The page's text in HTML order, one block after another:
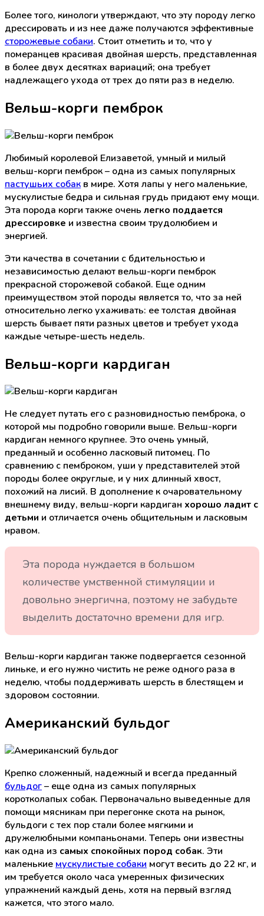
Более того, кинологи утверждают, что эту породу легко
дрессировать и из нее даже получаются эффективные
сторожевые собаки. Стоит отметить и то, что у
померанцев красивая двойная шерсть, представленная
в более двух десятках вариаций; она требует
надлежащего ухода от трех до пяти раз в неделю.
Вельш-корги пемброк
Любимый королевой Елизаветой, умный и милый
вельш-корги пемброк – одна из самых популярных
пастушьих собак в мире. Хотя лапы у него маленькие,
мускулистые бедра и сильная грудь придают ему мощи.
Эта порода корги также очень легко поддается
дрессировке и известна своим трудолюбием и
энергией.
Эти качества в сочетании с бдительностью и
независимостью делают вельш-корги пемброк
прекрасной сторожевой собакой. Еще одним
преимуществом этой породы является то, что за ней
относительно легко ухаживать: ее толстая двойная
шерсть бывает пяти разных цветов и требует ухода
каждые четыре-шесть недель.
Вельш-корги кардиган
Не следует путать его с разновидностью пемброка, о
которой мы подробно говорили выше. Вельш-корги
кардиган немного крупнее. Это очень умный,
преданный и особенно ласковый питомец. По
сравнению с пемброком, уши у представителей этой
породы более округлые, и у них длинный хвост,
похожий на лисий. В дополнение к очаровательному
внешнему виду, вельш-корги кардиган хорошо ладит с
детьми и отличается очень общительным и ласковым
нравом.
Эта порода нуждается в большом
количестве умственной стимуляции и
довольно энергична, поэтому не забудьте
выделить достаточно времени для игр.
Вельш-корги кардиган также подвергается сезонной
линьке, и его нужно чистить не реже одного раза в
неделю, чтобы поддерживать шерсть в блестящем и
здоровом состоянии.
Американский бульдог
Крепко сложенный, надежный и всегда преданный
бульдог– еще одна из самых популярных
коротколапых собак. Первоначально выведенные для
помощи мясникам при перегонке скота на рынок,
бульдоги с тех пор стали более мягкими и
дружелюбными компаньонами. Теперь они известны
как одна из самых спокойных пород собак. Эти
маленькие мускулистые собаки могут весить до 22 кг, и
им требуется около часа умеренных физических
упражнений каждый день, хотя на первый взгляд
кажется, что этого мало.